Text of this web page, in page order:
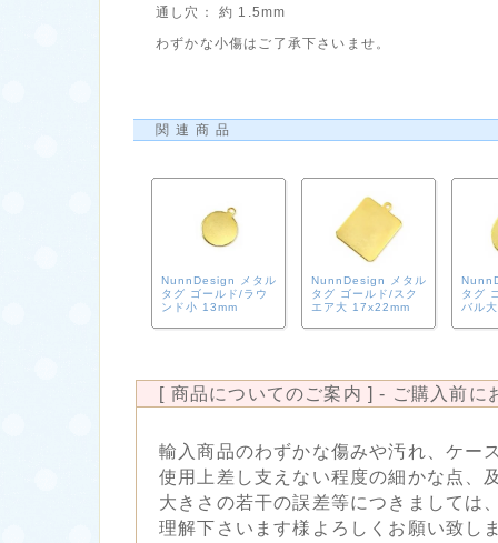
通し穴： 約 1.5mm
わずかな小傷はご了承下さいませ。
関連商品
NunnDesign メタル
タグ ゴールド/ラウ
ンド小 13mm
NunnDesign メタル
タグ ゴールド/スク
エア大 17x22mm
タグ
バル
[ 商品についてのご案内 ] - ご購入前に
輸入商品のわずかな傷みや汚れ、ケー
使用上差し支えない程度の細かな点、
大きさの若干の誤差等につきましては
理解下さいます様よろしくお願い致し